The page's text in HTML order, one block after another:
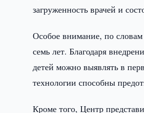
загруженность врачей и
Особое внимание, по
семь лет. Благодаря
детей можно выявлять в
технологии способны
Кроме того, Центр